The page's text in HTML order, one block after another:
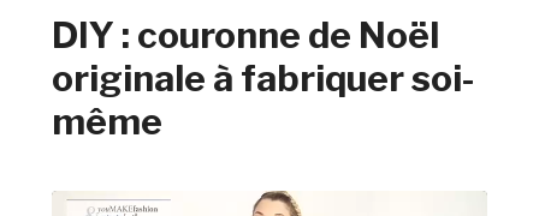
DIY : couronne de Noël
originale à fabriquer soi-
même